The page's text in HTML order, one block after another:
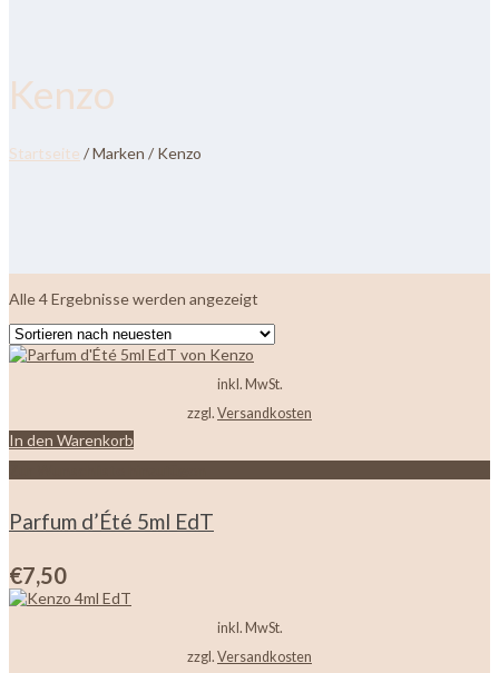
Kenzo
Startseite / Marken / Kenzo
Alle 4 Ergebnisse werden angezeigt
sortiert
inkl. MwSt.
zzgl. Versandkosten
In den Warenkorb
Parfum d’Été 5ml EdT
€7,50
inkl. MwSt.
zzgl. Versandkosten